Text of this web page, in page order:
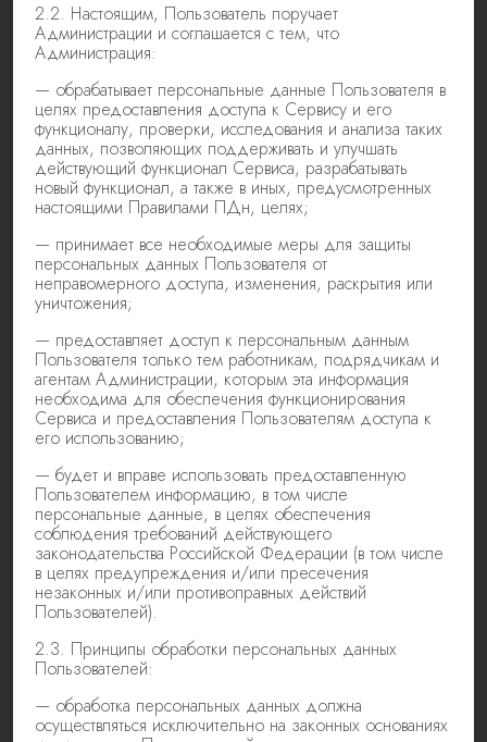
2.2. Настоящим, Пользователь поручает
Администрации и соглашается с тем, что
Администрация:
— обрабатывает персональные данные Пользователя в
целях предоставления доступа к Сервису и его
функционалу, проверки, исследования и анализа таких
данных, позволяющих поддерживать и улучшать
действующий функционал Сервиса, разрабатывать
новый функционал, а также в иных, предусмотренных
настоящими Правилами ПДн, целях;
— принимает все необходимые меры для защиты
персональных данных Пользователя от
неправомерного доступа, изменения, раскрытия или
уничтожения;
— предоставляет доступ к персональным данным
Пользователя только тем работникам, подрядчикам и
агентам Администрации, которым эта информация
необходима для обеспечения функционирования
Сервиса и предоставления Пользователям доступа к
его использованию;
— будет и вправе использовать предоставленную
Пользователем информацию, в том числе
персональные данные, в целях обеспечения
соблюдения требований действующего
законодательства Российской Федерации (в том числе
в целях предупреждения и/или пресечения
незаконных и/или противоправных действий
Пользователей).
2.3. Принципы обработки персональных данных
Пользователей:
— обработка персональных данных должна
осуществляться исключительно на законных основаниях